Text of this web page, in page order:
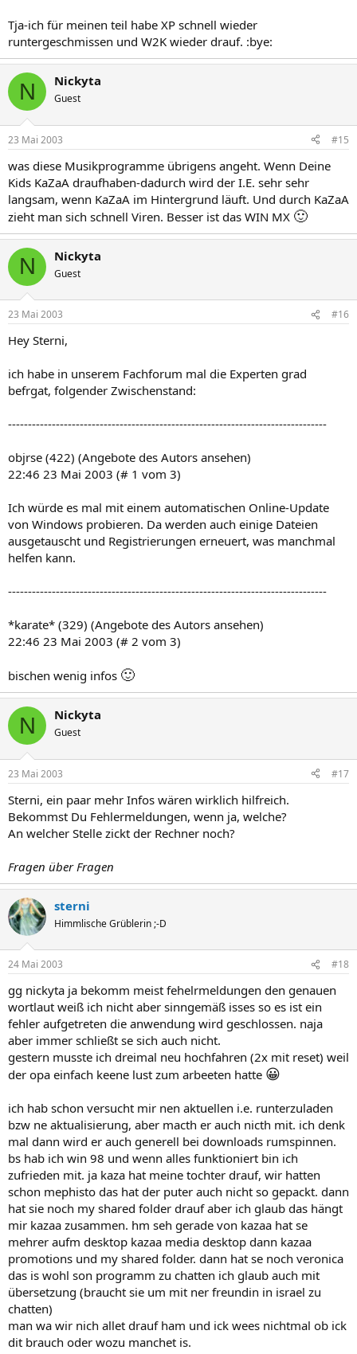
Tja-ich für meinen teil habe XP schnell wieder
runtergeschmissen und W2K wieder drauf. :bye:
N Nickyta
Guest
23 Mai 2003 #15
was diese Musikprogramme übrigens angeht. Wenn Deine
Kids KaZaA draufhaben-dadurch wird der I.E. sehr sehr
langsam, wenn KaZaA im Hintergrund läuft. Und durch KaZaA
zieht man sich schnell Viren. Besser ist das WIN MX 🙂
N Nickyta
Guest
23 Mai 2003 #16
Hey Sterni,
ich habe in unserem Fachforum mal die Experten grad
befrgat, folgender Zwischenstand:
--------------------------------------------------------------------------------
objrse (422) (Angebote des Autors ansehen)
22:46 23 Mai 2003 (# 1 vom 3)
Ich würde es mal mit einem automatischen Online-Update
von Windows probieren. Da werden auch einige Dateien
ausgetauscht und Registrierungen erneuert, was manchmal
helfen kann.
--------------------------------------------------------------------------------
*karate* (329) (Angebote des Autors ansehen)
22:46 23 Mai 2003 (# 2 vom 3)
bischen wenig infos 🙂
N Nickyta
Guest
23 Mai 2003 #17
Sterni, ein paar mehr Infos wären wirklich hilfreich.
Bekommst Du Fehlermeldungen, wenn ja, welche?
An welcher Stelle zickt der Rechner noch?
Fragen über Fragen
sterni
Himmlische Grüblerin ;-D
24 Mai 2003 #18
gg nickyta ja bekomm meist fehelrmeldungen den genauen
wortlaut weiß ich nicht aber sinngemäß isses so es ist ein
fehler aufgetreten die anwendung wird geschlossen. naja
aber immer schließt se sich auch nicht.
gestern musste ich dreimal neu hochfahren (2x mit reset) weil
der opa einfach keene lust zum arbeeten hatte 😀
ich hab schon versucht mir nen aktuellen i.e. runterzuladen
bzw ne aktualisierung, aber macth er auch nicth mit. ich denk
mal dann wird er auch generell bei downloads rumspinnen.
bs hab ich win 98 und wenn alles funktioniert bin ich
zufrieden mit. ja kaza hat meine tochter drauf, wir hatten
schon mephisto das hat der puter auch nicht so gepackt. dann
hat sie noch my shared folder drauf aber ich glaub das hängt
mir kazaa zusammen. hm seh gerade von kazaa hat se
mehrer aufm desktop kazaa media desktop dann kazaa
promotions und my shared folder. dann hat se noch veronica
das is wohl son programm zu chatten ich glaub auch mit
übersetzung (braucht sie um mit ner freundin in israel zu
chatten)
man wa wir nich allet drauf ham und ick wees nichtmal ob ick
dit brauch oder wozu manchet is.